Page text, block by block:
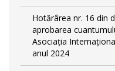
Hotărârea nr. 16 din
aprobarea
Asociația
anul 2024